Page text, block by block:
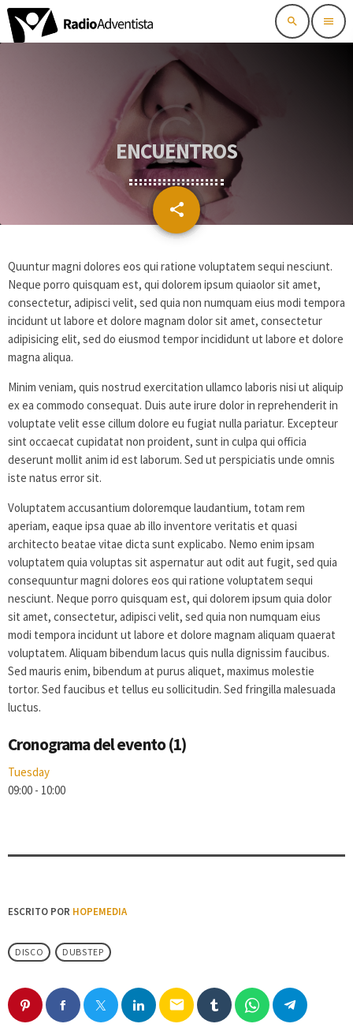
search menu
ENCUENTROS
share
email
Quuntur magni dolores eos qui ratione voluptatem sequi nesciunt.
Neque porro quisquam est, qui dolorem ipsum quiaolor sit amet,
consectetur, adipisci velit, sed quia non numquam eius modi tempora
incidunt ut labore et dolore magnam dolor sit amet, consectetur
adipisicing elit, sed do eiusmod tempor incididunt ut labore et dolore
magna aliqua.
Minim veniam, quis nostrud exercitation ullamco laboris nisi ut aliquip
ex ea commodo consequat. Duis aute irure dolor in reprehenderit in
voluptate velit esse cillum dolore eu fugiat nulla pariatur. Excepteur
sint occaecat cupidatat non proident, sunt in culpa qui officia
deserunt mollit anim id est laborum. Sed ut perspiciatis unde omnis
iste natus error sit.
Voluptatem accusantium doloremque laudantium, totam rem
aperiam, eaque ipsa quae ab illo inventore veritatis et quasi
architecto beatae vitae dicta sunt explicabo. Nemo enim ipsam
voluptatem quia voluptas sit aspernatur aut odit aut fugit, sed quia
consequuntur magni dolores eos qui ratione voluptatem sequi
nesciunt. Neque porro quisquam est, qui dolorem ipsum quia dolor
sit amet, consectetur, adipisci velit, sed quia non numquam eius
modi tempora incidunt ut labore et dolore magnam aliquam quaerat
voluptatem. Aliquam bibendum lacus quis nulla dignissim faucibus.
Sed mauris enim, bibendum at purus aliquet, maximus molestie
tortor. Sed faucibus et tellus eu sollicitudin. Sed fringilla malesuada
luctus.
Cronograma del evento (1)
Tuesday
09:00 - 10:00
ESCRITO POR HOPEMEDIA
DISCO DUBSTEP
email